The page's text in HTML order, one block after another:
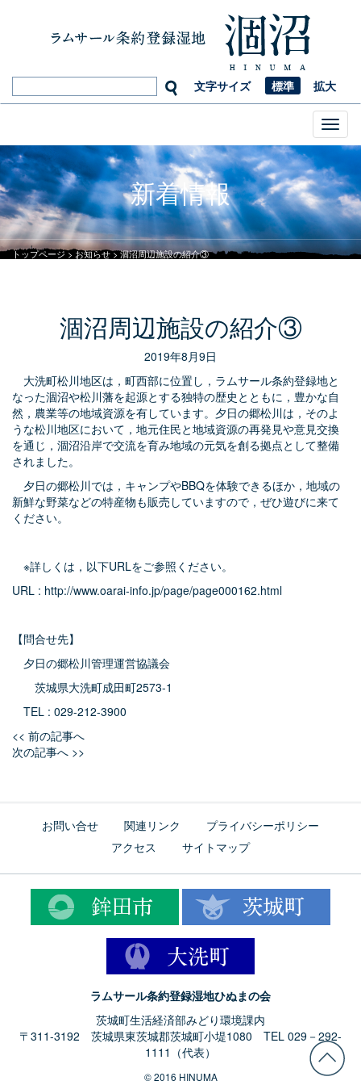
文字サイズ 標準 拡大
新着情報
トップページ>お知らせ>涸沼周辺施設の紹介③
涸沼周辺施設の紹介③
2019年8月9日
大洗町松川地区は，町西部に位置し，ラムサール条約登録地と
なった涸沼や松川藩を起源とする独特の歴史とともに，豊かな自
然，農業等の地域資源を有しています。夕日の郷松川は，そのよ
うな松川地区において，地元住民と地域資源の再発見や意見交換
を通じ，涸沼沿岸で交流を育み地域の元気を創る拠点として整備
されました。
夕日の郷松川では，キャンプやBBQを体験できるほか，地域の
新鮮な野菜などの特産物も販売していますので，ぜひ遊びに来て
ください。
※詳しくは，以下URLをご参照ください。
URL : http://www.oarai-info.jp/page/page000162.html
【問合せ先】
夕日の郷松川管理運営協議会
茨城県大洗町成田町2573-1
TEL : 029-212-3900
<< 前の記事へ
次の記事へ >>
お問い合せ 関連リンク
プライバシーポリシー
アクセス
サイトマップ
ラムサール条約登録湿地ひぬまの会
茨城町生活経済部みどり環境課内
〒311-3192 茨城県東茨城郡茨城町小堤1080 TEL 029－292-
1111（代表）
© 2016 HINUMA